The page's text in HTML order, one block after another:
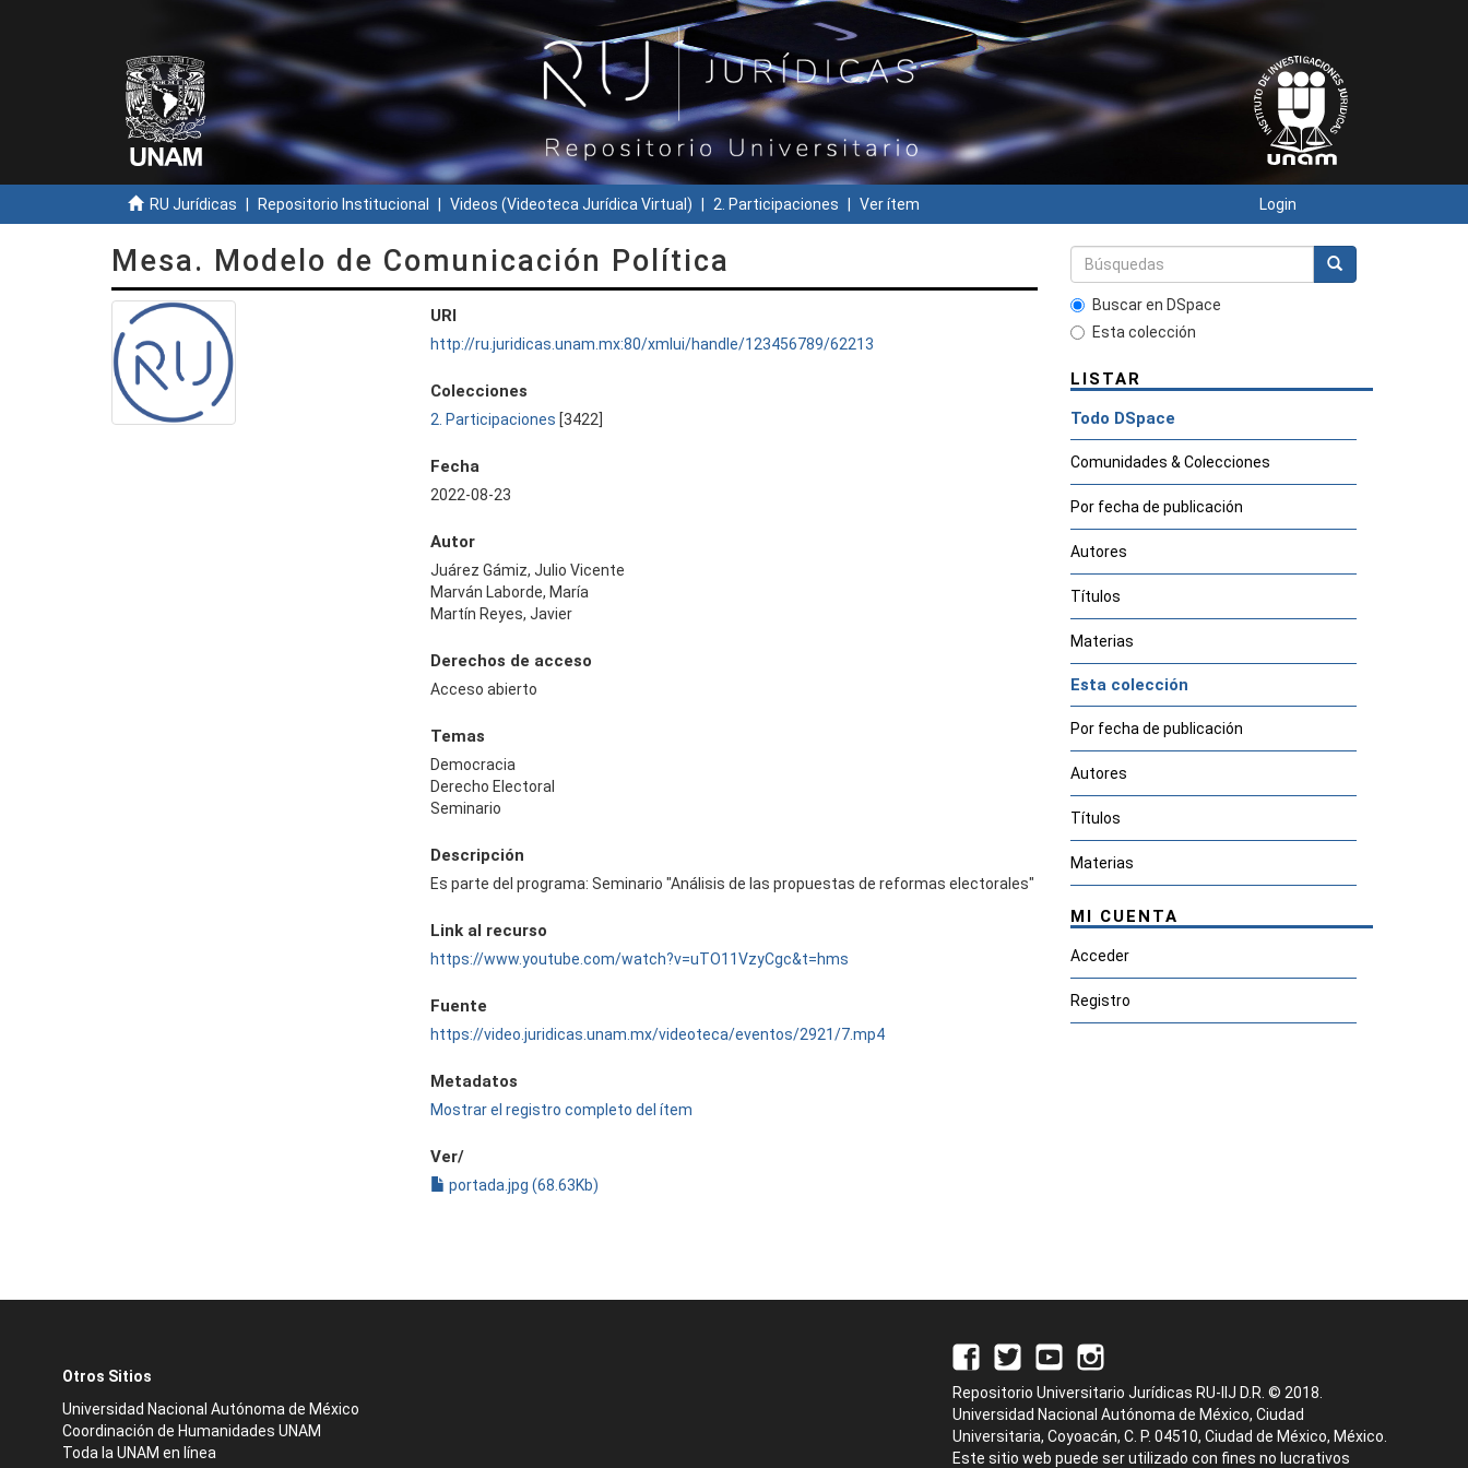
RU Jurídicas Repositorio Institucional Videos (Videoteca Jurídica Virtual) 2. Participaciones Ver ítem Login
Mesa. Modelo de Comunicación Política
URI
http://ru.juridicas.unam.mx:80/xmlui/handle/123456789/62213
Colecciones
2. Participaciones [3422]
Fecha
2022-08-23
Autor
Juárez Gámiz, Julio Vicente
Marván Laborde, María
Martín Reyes, Javier
Derechos de acceso
Acceso abierto
Temas
Democracia
Derecho Electoral
Seminario
Descripción
Es parte del programa: Seminario "Análisis de las propuestas de reformas electorales"
Link al recurso
https://www.youtube.com/watch?v=uTO11VzyCgc&t=hms
Fuente
https://video.juridicas.unam.mx/videoteca/eventos/2921/7.mp4
Metadatos
Mostrar el registro completo del ítem
Ver/
portada.jpg (68.63Kb)
Buscar en DSpace
Esta colección
LISTAR
Todo DSpace
Comunidades & Colecciones
Por fecha de publicación
Autores
Títulos
Materias
Esta colección
Por fecha de publicación
Autores
Títulos
Materias
MI CUENTA
Acceder
Registro
Otros Sitios
Universidad Nacional Autónoma de México
Coordinación de Humanidades UNAM
Toda la UNAM en línea
Repositorio Universitario Jurídicas RU-IIJ D.R. © 2018.
Universidad Nacional Autónoma de México, Ciudad
Universitaria, Coyoacán, C. P. 04510, Ciudad de México, México.
Este sitio web puede ser utilizado con fines no lucrativos